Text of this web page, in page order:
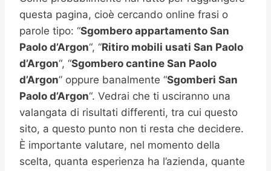
questa pagina, cioè cercando online frasi o
parole tipo: “Sgombero appartamento San
Paolo d’Argon“, “Ritiro mobili usati San Paolo
d’Argon“, “Sgombero cantine San Paolo
d’Argon” oppure banalmente “Sgomberi San
Paolo d’Argon“. Vedrai che ti usciranno una
valangata di risultati differenti, tra cui questo
sito, a questo punto non ti resta che decidere.
È importante valutare, nel momento della
scelta, quanta esperienza ha l’azienda, quante